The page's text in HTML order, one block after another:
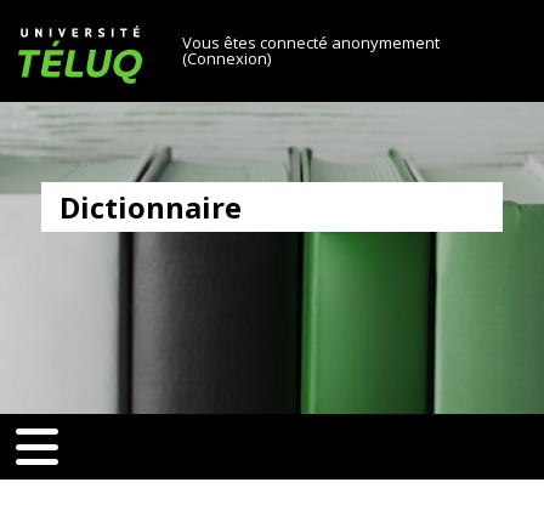
Université TÉLUQ
Vous êtes connecté anonymement
(Connexion)
Dictionnaire
[[nav-toggle]]
toggle]]